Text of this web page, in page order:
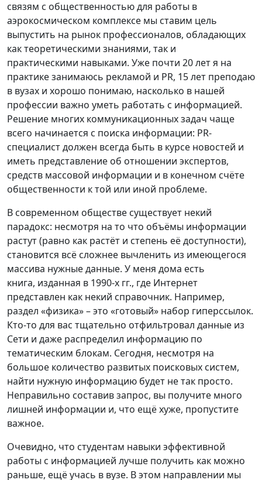
связям с общественностью для работы в
аэрокосмическом комплексе мы ставим цель
выпустить на рынок профессионалов, обладающих
как теоретическими знаниями, так и
практическими навыками. Уже почти 20 лет я на
практике занимаюсь рекламой и PR, 15 лет преподаю
в вузах и хорошо понимаю, насколько в нашей
профессии важно уметь работать с информацией.
Решение многих коммуникационных задач чаще
всего начинается с поиска информации: PR-
cпециалист должен всегда быть в курсе новостей и
иметь представление об отношении экспертов,
средств массовой информации и в конечном счёте
общественности к той или иной проблеме.
В современном обществе существует некий
парадокс: несмотря на то что объёмы информации
растут (равно как растёт и степень её доступности),
становится всё сложнее вычленить из имеющегося
массива нужные данные. У меня дома есть
книга, изданная в 1990-х гг., где Интернет
представлен как некий справочник. Например,
раздел «физика» – это «готовый» набор гиперссылок.
Кто-то для вас тщательно отфильтровал данные из
Сети и даже распределил информацию по
тематическим блокам. Сегодня, несмотря на
большое количество развитых поисковых систем,
найти нужную информацию будет не так просто.
Неправильно составив запрос, вы получите много
лишней информации и, что ещё хуже, пропустите
важное.
Очевидно, что студентам навыки эффективной
работы с информацией лучше получить как можно
раньше, ещё учась в вузе. В этом направлении мы